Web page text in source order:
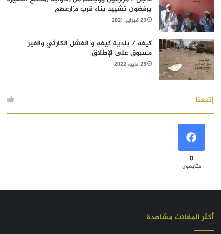
يرفضون تشييد بناء قرب مزارعهم
23 فبراير، 2021
كيفه / بلدية كيفه و الفشل الكارثي والغير
مسبوق على الإطلاق
25 مايو، 2022
إتبعنا
0
متابعون
أكثر المقالات مشاهدة